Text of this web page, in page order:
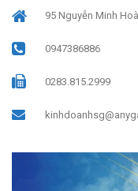
95 Nguyễn Minh
0947386886
0283.815.2999